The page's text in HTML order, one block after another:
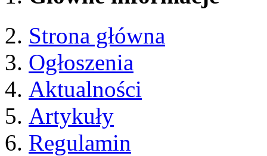
Strona główna
Ogłoszenia
Aktualności
Artykuły
Regulamin